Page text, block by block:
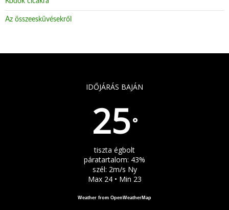
Az összeesküvésekről
IDŐJÁRÁS BAJÁN
25°
tiszta égbolt
páratartalom: 43%
szél: 2m/s Ny
Max 24 • Min 23
Weather from OpenWeatherMap